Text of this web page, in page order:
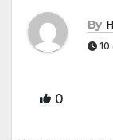
By
10
0